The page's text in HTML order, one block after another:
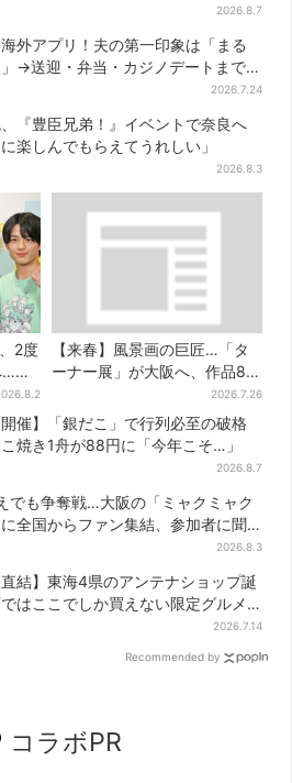
2026.8.7
外アプリ！夫の第一印象は「まる
→送迎・弁当・カジノデートまで…
2026.7.24
『豊臣兄弟！』イベントで奈良へ
に楽しんでもらえてうれしい」
2026.8.3
2度
…ほ
ー
【来春】風景画の巨匠…「タ
ーナー展」が大阪へ、作品80
点以上がロンドンから集結2026.7.26
開催】「銀だこ」で行列必至の破格
焼き1舟が88円に「今年こそ…」
2026.8.7
でも争奪戦…大阪の「ミャクミャク
全国からファン集結、参加者に聞
2026.8.3
直結】東海4県のアンテナショップ誕
はここでしか買えない限定グルメ
2026.7.14
Recommended by
コラボPR